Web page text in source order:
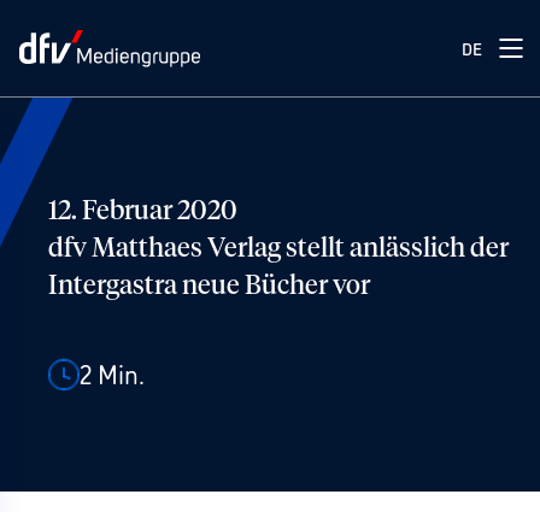
DE
12. Februar 2020
dfv Matthaes Verlag stellt anlässlich der
Intergastra neue Bücher vor
2 Min.